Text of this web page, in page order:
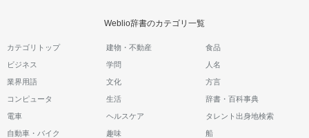
Weblio辞書のカテゴリ一覧
カテゴリトップ 建物・不動産 食品
ビジネス 学問 人名
業界用語 文化 方言
コンピュータ 生活 辞書・百科事典
電車 ヘルスケア タレント出身地検索
自動車・バイク 趣味 船